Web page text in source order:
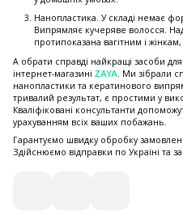
Нанопластика. У складі немає
Випрямляє кучеряве волосся.
протипоказана вагітним і
А обрати справді найкращі засоби
інтернет-магазині ZAYA . Ми зібрали
нанопластики та кератинового
тривалий результат, є простими у
Кваліфіковані консультанти
урахуванням всіх ваших побажань.
Гарантуємо швидку обробку
Здійснюємо відправки по Україні та